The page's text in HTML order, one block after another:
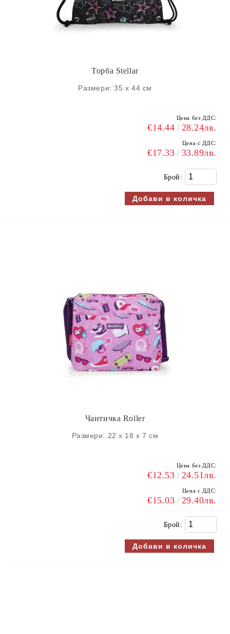
Торба Stellar
Размери: 35 х 44 см
Цена без ДДС:
€14.44 28.24лв.
Цена с ДДС:
€17.33 33.89лв.
Брой:
Чантичка Roller
Размери: 22 х 18 х 7 см
Цена без ДДС:
€12.53 24.51лв.
Цена с ДДС:
€15.03 29.40лв.
Брой: